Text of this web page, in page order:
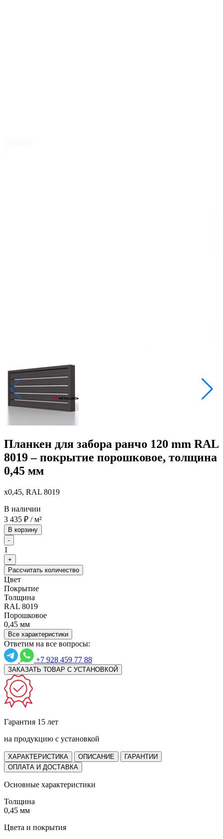
Планкен для забора ранчо 120 mm RAL
8019 – покрытие порошковое, толщина
0,45 мм
x0,45, RAL 8019
В наличии
3 435 ₽ / м²
В корзину
-
1
+
Рассчитать количество
Цвет
Покрытие
Толщина
RAL 8019
Порошковое
0,45 мм
Все характеристики
Ответим на все вопросы:
+7 928 459 77 88
ЗАКАЗАТЬ ТОВАР С УСТАНОВКОЙ
Гарантия 15 лет
на продукцию с установкой
ХАРАКТЕРИСТИКА ОПИСАНИЕ
ГАРАНТИИ
ОПЛАТА И ДОСТАВКА
Основные характеристики
Толщина
0,45 мм
Цвета и покрытия